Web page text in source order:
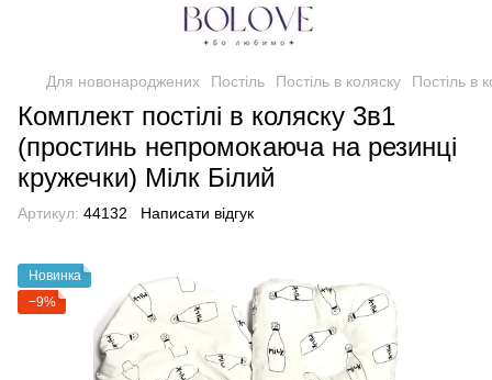
Для новонароджених Постіль Постіль в коляску Постіль в
Комплект постілі в коляску 3в1
(простинь непромокаюча на резинці
кружечки) Мілк Білий
Артикул: 44132 Написати відгук
Новинка
−9%